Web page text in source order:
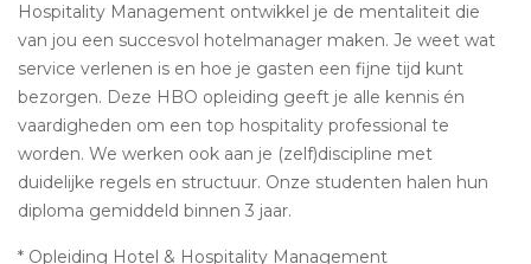
Hospitality Management ontwikkel je de mentaliteit die
van jou een succesvol hotelmanager maken. Je weet wat
service verlenen is en hoe je gasten een fijne tijd kunt
bezorgen. Deze HBO opleiding geeft je alle kennis én
vaardigheden om een top hospitality professional te
worden. We werken ook aan je (zelf)discipline met
duidelijke regels en structuur. Onze studenten halen hun
diploma gemiddeld binnen 3 jaar.
* Opleiding Hotel & Hospitality Management